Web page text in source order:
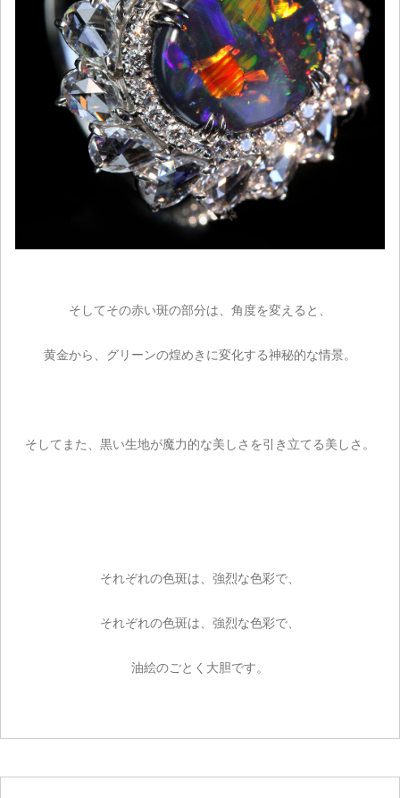
そしてその赤い斑の部分は、角度を変えると、
黄金から、グリーンの煌めきに変化する神秘的な情景。
そしてまた、黒い生地が魔力的な美しさを引き立てる美しさ。
それぞれの色斑は、強烈な色彩で、
それぞれの色斑は、強烈な色彩で、
油絵のごとく大胆です。